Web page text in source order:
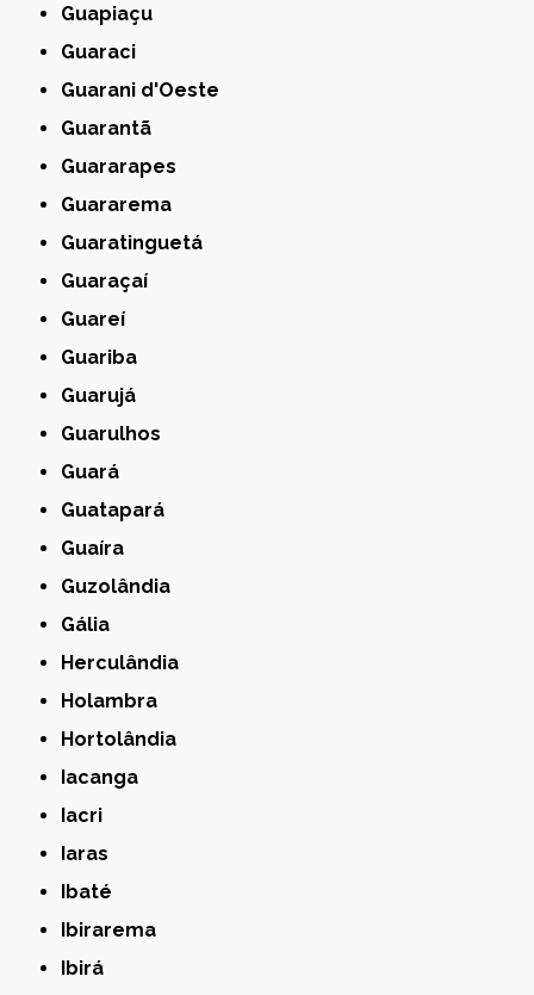
Guapiaçu
Guaraci
Guarani d'Oeste
Guarantã
Guararapes
Guararema
Guaratinguetá
Guaraçaí
Guareí
Guariba
Guarujá
Guarulhos
Guará
Guatapará
Guaíra
Guzolândia
Gália
Herculândia
Holambra
Hortolândia
Iacanga
Iacri
Iaras
Ibaté
Ibirarema
Ibirá